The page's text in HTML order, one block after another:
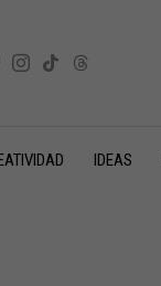
IDEAS